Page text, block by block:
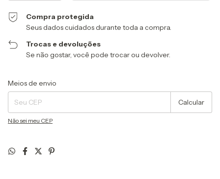
Compra protegida
Seus dados cuidados durante toda a compra.
Trocas e devoluções
Se não gostar, você pode trocar ou devolver.
Entregas para o CEP:
Meios de envio
Calcular
Não sei meu CEP